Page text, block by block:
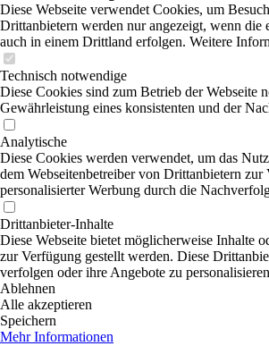
Diese Webseite verwendet Cookies, um
Drittanbietern werden nur angezeigt, wenn
auch in einem Drittland erfolgen. Weitere
Technisch notwendige
Diese Cookies sind zum Betrieb der
Gewährleistung eines konsistenten und der
Analytische
Diese Cookies werden verwendet, um das
dem Webseitenbetreiber von Drittanbietern
personalisierter Werbung durch die
Drittanbieter-Inhalte
Diese Webseite bietet möglicherweise Inhalte
zur Verfügung gestellt werden. Diese
verfolgen oder ihre Angebote zu
Ablehnen
Alle akzeptieren
Speichern
Mehr Informationen